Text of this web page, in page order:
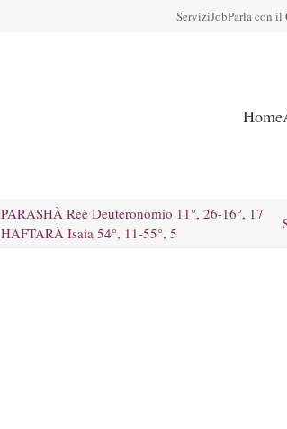
ServiziJobParla con il
Home
PARASHÀ Reè Deuteronomio 11°, 26-16°, 17
HAFTARÀ Isaia 54°, 11-55°, 5